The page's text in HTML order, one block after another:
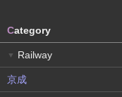
Category
▼ Railway
京成